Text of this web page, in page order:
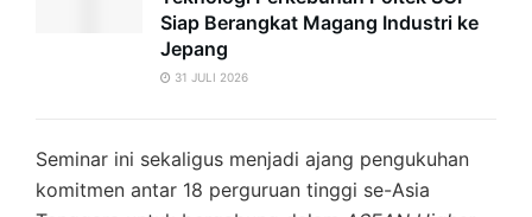
Siap Berangkat Magang Industri ke
Jepang
31 JULI 2026
Seminar ini sekaligus menjadi ajang pengukuhan
komitmen antar 18 perguruan tinggi se-Asia